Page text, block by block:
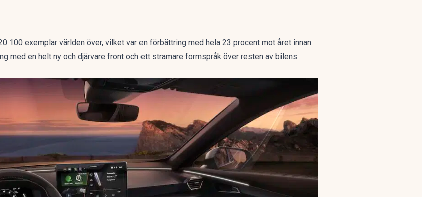
100 exemplar världen över, vilket var en förbättring med hela 23 procent mot året innan.
med en helt ny och djärvare front och ett stramare formspråk över resten av bilens